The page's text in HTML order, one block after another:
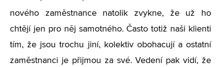
nového zaměstnance natolik zvykne, že už ho
chtějí jen pro něj samotného. Často totiž naši klienti
tím, že jsou trochu jiní, kolektiv obohacují a ostatní
zaměstnanci je přijmou za své. Vedení pak vidí, že